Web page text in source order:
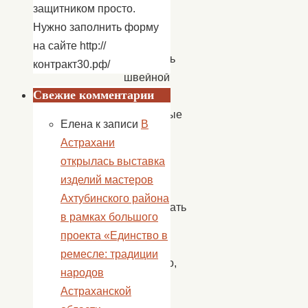
детали,
пользуясь
швейной
иглой.
Созданные
своими
куколки
будут
притягивать
в
дом
богатство,
и
защитником просто.
Нужно заполнить форму
на сайте http://
контракт30.рф/
Свежие комментарии
Елена к записи В
Астрахани
открылась выставка
изделий мастеров
Ахтубинского района
в рамках большого
проекта «Единство в
ремесле: традиции
народов
Астраханской